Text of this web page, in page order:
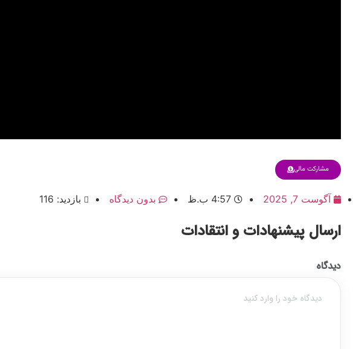
مشارکت مالی
آگوست 7, 2025 4:57 ب.ظ بدون دیدگاه بازدید: 116
ارسال پیشنهادات و انتقادات
دیدگاه